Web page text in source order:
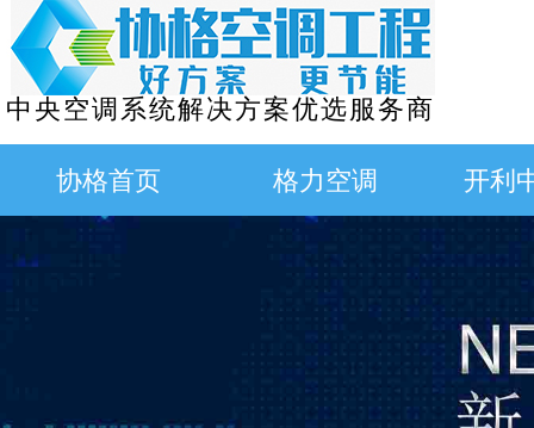
中央空调系统解决方案优选服务商
协格首页 格力空调 开利